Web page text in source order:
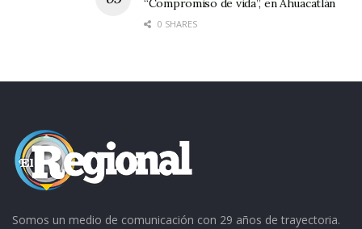
“Compromiso de vida”, en Ahuacatlán
0 SHARES
Somos un medio de comunicación con 29 años de trayectoria.